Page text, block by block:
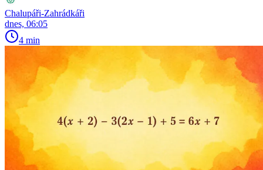
Chalupáři-Zahrádkáři
dnes, 06:05
4 min